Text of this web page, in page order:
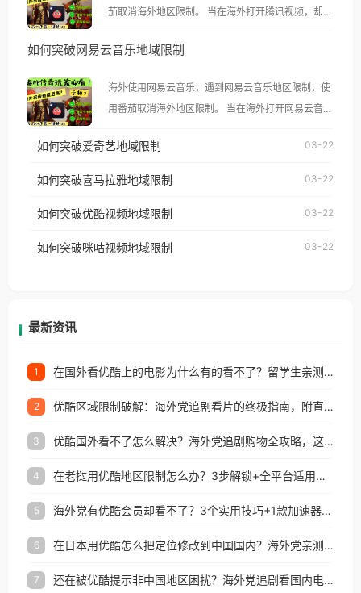
茄取消海外地区限制。 当在海外打开腾讯视频，却突
示语。 海外用户如香港、澳门、台湾、美国、加拿
像其他音乐平台一样，出现地区及版权限制问题，且
仅能在中国大陆地区播放。 遇到这个问题的朋友们，
台湾、美国、加拿大、澳大利亚、欧洲等国家和地区
权限制所困扰。
如何突破网易云音乐地域限制
海外使用网易云音乐，遇到网易云音乐地区限制，使
用番茄取消海外地区限制。 当在海外打开网易云音
播放”的提示语。 海外用户如香港、澳门、台湾、美
制问题，且仅能在中国大陆地区播放。 遇到这个问题
户收听网易云音乐地区版权限制」的问题，无论人在
如何突破爱奇艺地域限制 03-22
如何突破喜马拉雅地域限制 03-22
如何突破优酷视频地域限制 03-22
如何突破咪咕视频地域限制 03-22
最新资讯
1 在国外看优酷上的电影为什么有的看不了？留学生亲测有效的回国加速方案
2 优酷区域限制破解：海外党追剧看片的终极指南，附直播欧冠+1905电影网解决方案
3 优酷国外看不了怎么解决？海外党追剧购物全攻略，这招亲测有效！
4 在老挝用优酷地区限制怎么办？3步解锁+全平台适用的回国加速器指南
5 海外党有优酷会员却看不了？3个实用技巧+1款加速器解决追剧&金融APP难题
6 在日本用优酷怎么把定位修改到中国国内？海外党亲测有效的回国加速指南
7 还在被优酷提示非中国地区困扰？海外党追剧看国内电影的正确打开方式